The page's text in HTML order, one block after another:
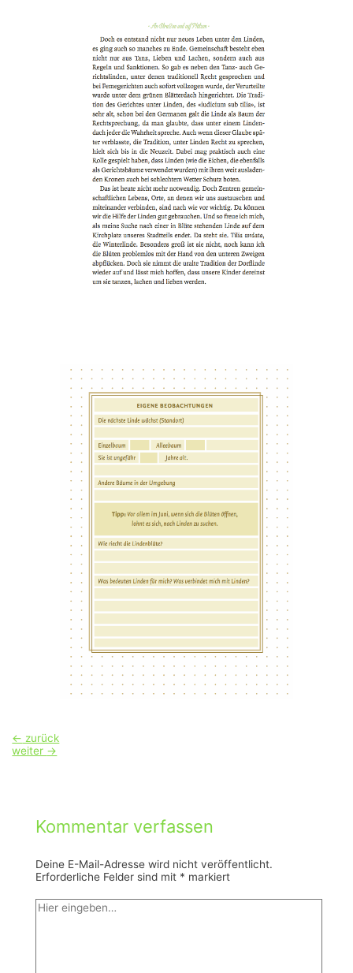
Beitragsnavigation
← zurück
weiter →
Kommentar verfassen
Deine E-Mail-Adresse wird nicht veröffentlicht.
Erforderliche Felder sind mit * markiert
Hier
eingeben…